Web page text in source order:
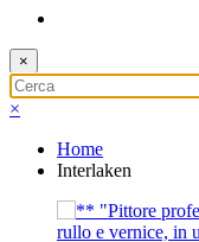
×
×
Home
Interlaken